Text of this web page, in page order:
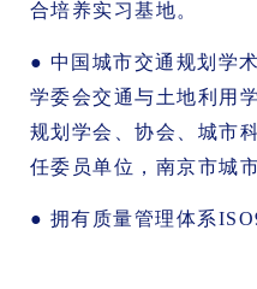
合培养实习基地。
● 中国城市交通规划学
学委会交通与土地利用
规划学会、协会、城市
任委员单位，南京市城
● 拥有质量管理体系